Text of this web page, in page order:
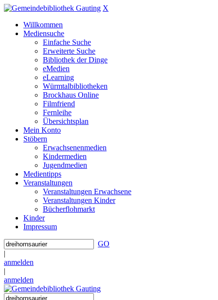
X
Willkommen
Mediensuche
Einfache Suche
Erweiterte Suche
Bibliothek der Dinge
eMedien
eLearning
Würmtalbibliotheken
Brockhaus Online
Filmfriend
Fernleihe
Übersichtsplan
Mein Konto
Stöbern
Erwachsenenmedien
Kindermedien
Jugendmedien
Medientipps
Veranstaltungen
Veranstaltungen Erwachsene
Veranstaltungen Kinder
Bücherflohmarkt
Kinder
Impressum
GO
|
anmelden
|
anmelden